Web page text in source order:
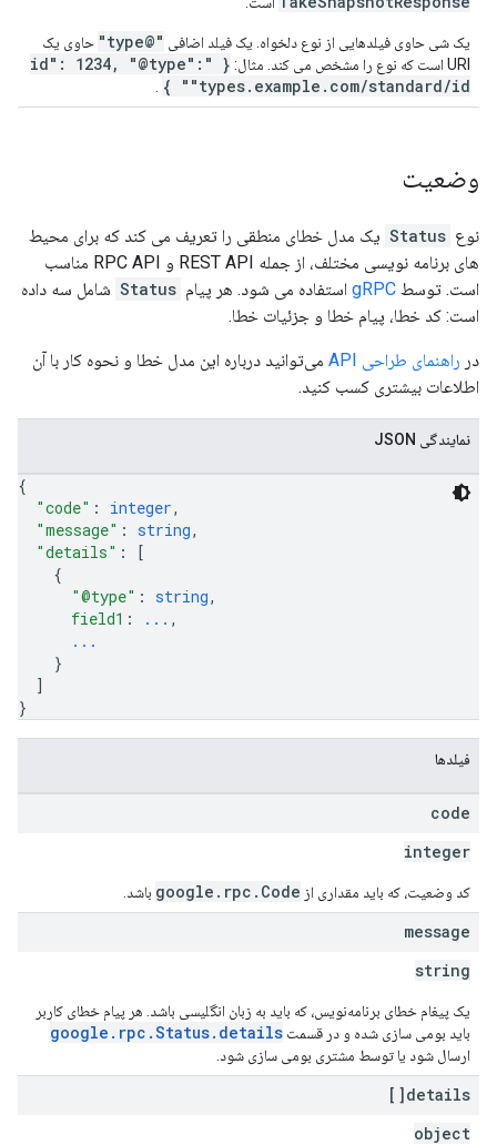
یک شی حاوی فیلدهایی از نوع دلخواه. یک فیلد اضافی "@type"
حاوی یک
URI است که نوع را مشخص می کند. مثال:
{ "id": 1234, "@type":
"types.example.com/standard/id" }
وضعیت
نوع Status یک مدل خطای منطقی را تعریف می کند که برای محیط
های برنامه نویسی مختلف، از جمله REST API و RPC API مناسب
است. توسط gRPC استفاده می شود. هر پیام Status شامل سه داده
است: کد خطا، پیام خطا و جزئیات خطا.
در راهنمای طراحی API
می‌توانید درباره این مدل خطا و نحوه کار با آن
اطلاعات بیشتری کسب کنید.
نمایندگی JSON
{
"code" : integer,
"message" : string,
"details" :
[
{
"@type" : string,
field1 : ... ,
...
}
]
}
فیلدها
code
integer
کد وضعیت، که باید مقداری از google.rpc.Code باشد.
message
string
یک پیغام خطای برنامه‌نویس، که باید به زبان انگلیسی باشد. هر پیام خطای کاربر
باید بومی سازی شده و در قسمت google.rpc.Status.details
ارسال شود یا توسط مشتری بومی سازی شود.
details[]
object